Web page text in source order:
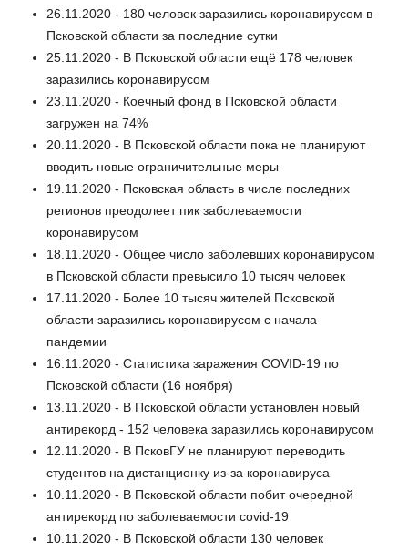
26.11.2020 - 180 человек заразились коронавирусом в
Псковской области за последние сутки
25.11.2020 - В Псковской области ещё 178 человек
заразились коронавирусом
23.11.2020 - Коечный фонд в Псковской области
загружен на 74%
20.11.2020 - В Псковской области пока не планируют
вводить новые ограничительные меры
19.11.2020 - Псковская область в числе последних
регионов преодолеет пик заболеваемости
коронавирусом
18.11.2020 - Общее число заболевших коронавирусом
в Псковской области превысило 10 тысяч человек
17.11.2020 - Более 10 тысяч жителей Псковской
области заразились коронавирусом с начала
пандемии
16.11.2020 - Статистика заражения COVID-19 по
Псковской области (16 ноября)
13.11.2020 - В Псковской области установлен новый
антирекорд - 152 человека заразились коронавирусом
12.11.2020 - В ПсковГУ не планируют переводить
студентов на дистанционку из-за коронавируса
10.11.2020 - В Псковской области побит очередной
антирекорд по заболеваемости covid-19
10.11.2020 - В Псковской области 130 человек